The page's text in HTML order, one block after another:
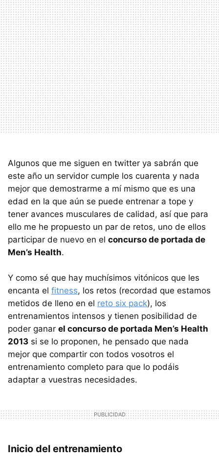
Algunos que me siguen en twitter ya sabrán que
este año un servidor cumple los cuarenta y nada
mejor que demostrarme a mí mismo que es una
edad en la que aún se puede entrenar a tope y
tener avances musculares de calidad, así que para
ello me he propuesto un par de retos, uno de ellos
participar de nuevo en el concurso de portada de
Men’s Health.
Y como sé que hay muchísimos vitónicos que les
encanta el fitness, los retos (recordad que estamos
metidos de lleno en el reto six pack), los
entrenamientos intensos y tienen posibilidad de
poder ganar el concurso de portada Men’s Health
2013 si se lo proponen, he pensado que nada
mejor que compartir con todos vosotros el
entrenamiento completo para que lo podáis
adaptar a vuestras necesidades.
Inicio del entrenamiento